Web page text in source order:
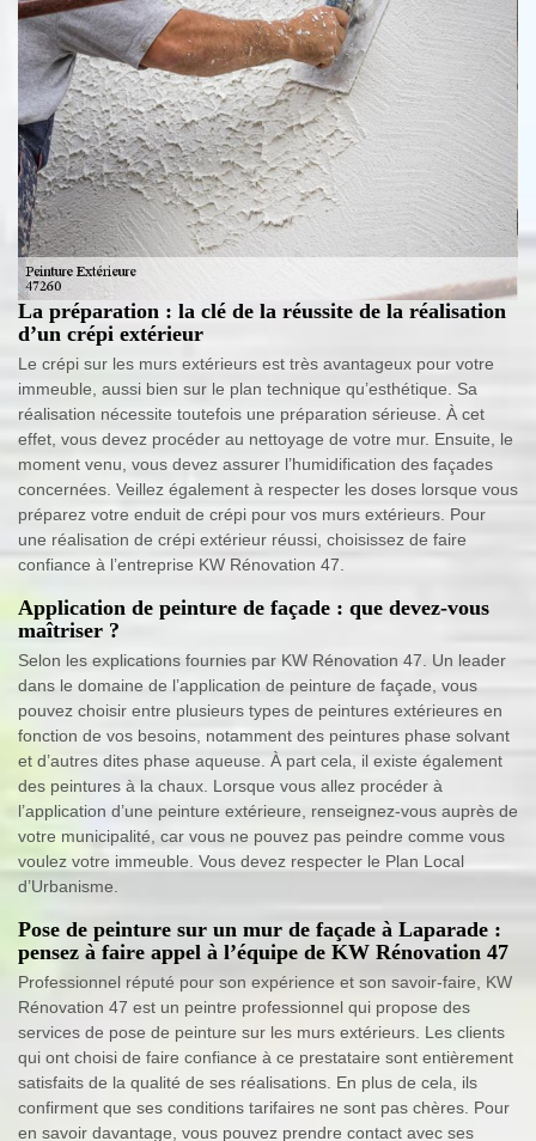
La préparation : la clé de la réussite de la réalisation
d’un crépi extérieur
Le crépi sur les murs extérieurs est très avantageux pour votre
immeuble, aussi bien sur le plan technique qu’esthétique. Sa
réalisation nécessite toutefois une préparation sérieuse. À cet
effet, vous devez procéder au nettoyage de votre mur. Ensuite, le
moment venu, vous devez assurer l’humidification des façades
concernées. Veillez également à respecter les doses lorsque vous
préparez votre enduit de crépi pour vos murs extérieurs. Pour
une réalisation de crépi extérieur réussi, choisissez de faire
confiance à l’entreprise KW Rénovation 47.
Application de peinture de façade : que devez-vous
maîtriser ?
Selon les explications fournies par KW Rénovation 47. Un leader
dans le domaine de l’application de peinture de façade, vous
pouvez choisir entre plusieurs types de peintures extérieures en
fonction de vos besoins, notamment des peintures phase solvant
et d’autres dites phase aqueuse. À part cela, il existe également
des peintures à la chaux. Lorsque vous allez procéder à
l’application d’une peinture extérieure, renseignez-vous auprès de
votre municipalité, car vous ne pouvez pas peindre comme vous
voulez votre immeuble. Vous devez respecter le Plan Local
d’Urbanisme.
Pose de peinture sur un mur de façade à Laparade :
pensez à faire appel à l’équipe de KW Rénovation 47
Professionnel réputé pour son expérience et son savoir-faire, KW
Rénovation 47 est un peintre professionnel qui propose des
services de pose de peinture sur les murs extérieurs. Les clients
qui ont choisi de faire confiance à ce prestataire sont entièrement
satisfaits de la qualité de ses réalisations. En plus de cela, ils
confirment que ses conditions tarifaires ne sont pas chères. Pour
en savoir davantage, vous pouvez prendre contact avec ses